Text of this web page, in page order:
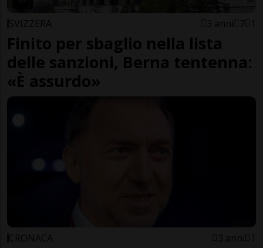
SVIZZERA 3 anni 7 1
Finito per sbaglio nella lista
delle sanzioni, Berna tentenna:
«È assurdo»
CRONACA 3 anni 1